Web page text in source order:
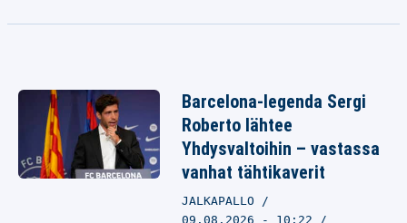
Barcelona-legenda Sergi
Roberto lähtee
Yhdysvaltoihin – vastassa
vanhat tähtikaverit
JALKAPALLO
09.08.2026 - 10:22